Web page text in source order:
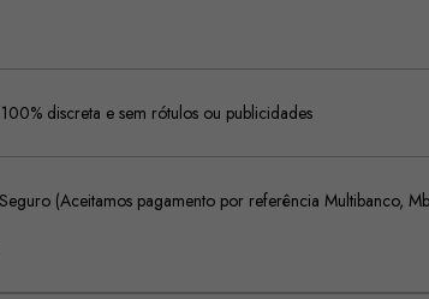
discreta e sem rótulos ou publicidades
(Aceitamos pagamento por referência Multibanco,